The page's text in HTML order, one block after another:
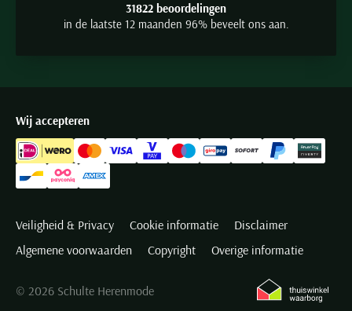
31822 beoordelingen
in de laatste 12 maanden 96% beveelt ons aan.
Wij accepteren
Veiligheid & Privacy Cookie informatie
Disclaimer
Algemene voorwaarden
Copyright Overige informatie
© 2026 Schulte Herenmode